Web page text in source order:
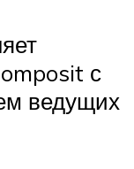
с
ведущих